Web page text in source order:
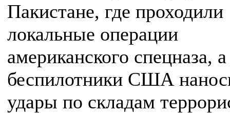
Пакистане, где проходили
локальные операции
американского спецназа, а
беспилотники США
удары по складам